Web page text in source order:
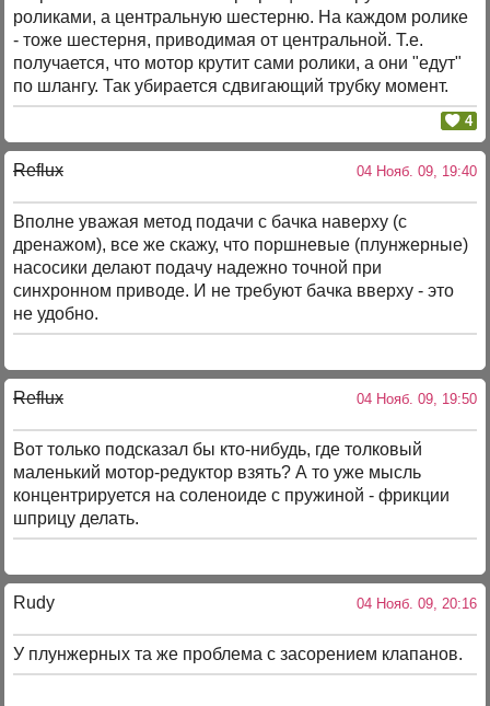
роликами, а центральную шестерню. На каждом ролике
- тоже шестерня, приводимая от центральной. Т.е.
получается, что мотор крутит сами ролики, а они "едут"
по шлангу. Так убирается сдвигающий трубку момент.
4
Reflux 04 Нояб. 09, 19:40
Вполне уважая метод подачи с бачка наверху (с
дренажом), все же скажу, что поршневые (плунжерные)
насосики делают подачу надежно точной при
синхронном приводе. И не требуют бачка вверху - это
не удобно.
Reflux 04 Нояб. 09, 19:50
Вот только подсказал бы кто-нибудь, где толковый
маленький мотор-редуктор взять? А то уже мысль
концентрируется на соленоиде с пружиной - фрикции
шприцу делать.
Rudy 04 Нояб. 09, 20:16
У плунжерных та же проблема с засорением клапанов.